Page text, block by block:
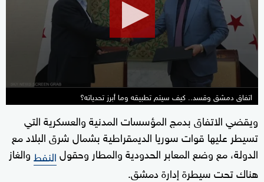
اتفاق دمشق وقسد.. كيف سيتم تطبيقه وما أبرز تحدياته؟
ويقضي الاتفاق بدمج المؤسسات المدنية والعسكرية التي
تسيطر عليها قوات سوريا الديمقراطية بشمال شرق البلاد مع
الدولة، مع وضع المعابر الحدودية والمطار وحقولالنفطوالغاز
هناك تحت سيطرة إدارة دمشق.